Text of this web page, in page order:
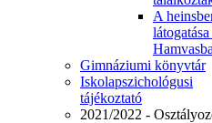
A
Gimnáziumi könyvtár
Iskolapszichológusi
tájékoztató
2021/2022 -